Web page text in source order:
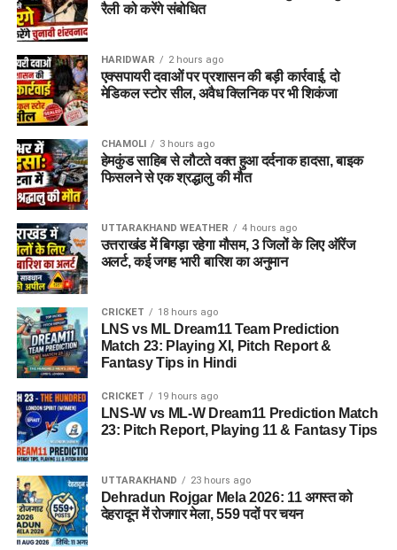
Process)
अब जानते हैं पूरी आवेदन प्रक्रिया को आसान स्टेप्स में:
सबसे पहले आधिकारिक वेबसाइट पर जाएं
👉उत्तर प्रदेश शिक्षा सेवा चयन आयोग की साइट
upessc.up.gov.in
होमपेज पर “UPTET 2026 Apply Online” लिंक पर क्लिक
करें
OTR (One Time Registration)पूरा करें
मोबाइल नंबर
आधार डिटेल
फोटो और सिग्नेचर अपलोड
OTR नंबर मिलने के बाद लॉगिन करें
अब UPTET 2026 आवेदन फॉर्म भरें
शैक्षणिक योग्यता
पेपर चयन
ड्राईवर को नींद की झपकी आने से हुआ
हादसा
प्रारंभिक जांच में हादसे की बड़ी वजह चालक की लापरवाही मानी जा रही
है। जानकारी के मुताबिक, ड्राइवर को चलते समय झपकी आ गई थी,
जिसके कारण वह बस से नियंत्रण खो बैठा। इसी कारण तेज रफ्तार बस
टोल प्लाजा के पास पलट गई। हालांकि, पुलिस मामले की जांच कर रही है
और अन्य संभावित कारणों को भी खंगाला जा रहा है।
ये भी पढ़ें_ Srinagar CRPF Bunker Accident: सीआरपीएफ का
बुलेट प्रूफ वाहन दुर्घटनाग्रस्त, 7 जवान घायल
यूपी के उपमुख्यमंत्रीBrajesh Pathak
ने जताया घटना पर शोक
इस घटना पर प्रदेश के उपमुख्यमंत्री Brajesh Pathak ने दुख जताते हुए
अधिकारियों को घायलों के समुचित इलाज के निर्देश दिए हैं। उन्होंने कहा कि
रैली को करेंगे संबोधित
HARIDWAR 2 hours ago
एक्सपायरी दवाओं पर प्रशासन की बड़ी कार्रवाई, दो
मेडिकल स्टोर सील, अवैध क्लिनिक पर भी शिकंजा
CHAMOLI 3 hours ago
हेमकुंड साहिब से लौटते वक्त हुआ दर्दनाक हादसा, बाइक
फिसलने से एक श्रद्धालु की मौत
UTTARAKHAND WEATHER 4 hours ago
उत्तराखंड में बिगड़ा रहेगा मौसम, 3 जिलों के लिए ऑरेंज
अलर्ट, कई जगह भारी बारिश का अनुमान
CRICKET 18 hours ago
LNS vs ML Dream11 Team Prediction
Match 23: Playing XI, Pitch Report &
Fantasy Tips in Hindi
CRICKET 19 hours ago
LNS-W vs ML-W Dream11 Prediction Match
23: Pitch Report, Playing 11 & Fantasy Tips
UTTARAKHAND 23 hours ago
Dehradun Rojgar Mela 2026: 11 अगस्त को
देहरादून में रोजगार मेला, 559 पदों पर चयन